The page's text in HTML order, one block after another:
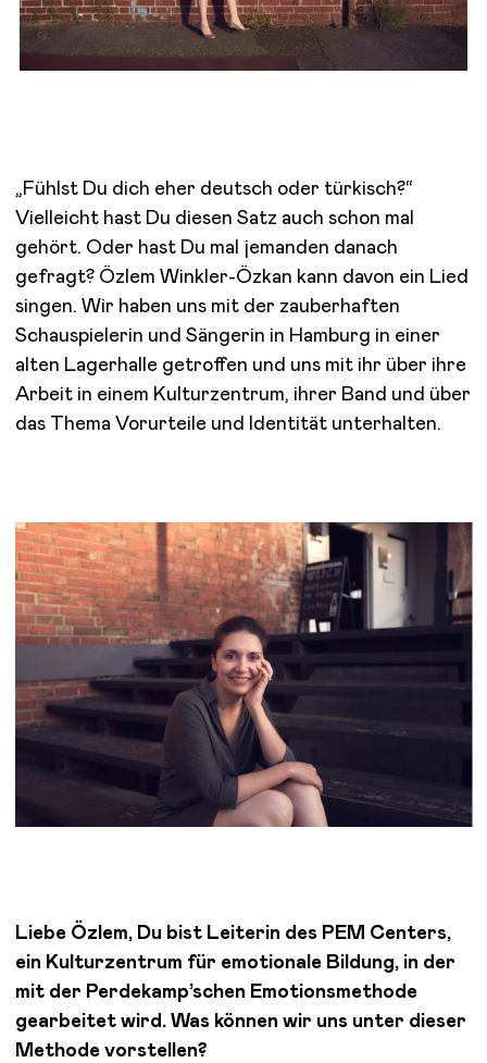
„Fühlst Du dich eher deutsch oder türkisch?“
Vielleicht hast Du diesen Satz auch schon mal
gehört. Oder hast Du mal jemanden danach
gefragt? Özlem Winkler-Özkan kann davon ein Lied
singen. Wir haben uns mit der zauberhaften
Schauspielerin und Sängerin in Hamburg in einer
alten Lagerhalle getroffen und uns mit ihr über ihre
Arbeit in einem Kulturzentrum, ihrer Band und über
das Thema Vorurteile und Identität unterhalten.
Liebe Özlem, Du bist Leiterin des PEM Centers,
ein Kulturzentrum für emotionale Bildung, in der
mit der Perdekamp’schen Emotionsmethode
gearbeitet wird. Was können wir uns unter dieser
Methode vorstellen?